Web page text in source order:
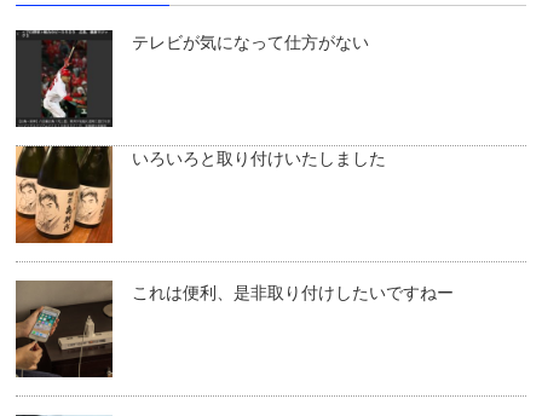
テレビが気になって仕方がない
いろいろと取り付けいたしました
これは便利、是非取り付けしたいですねー